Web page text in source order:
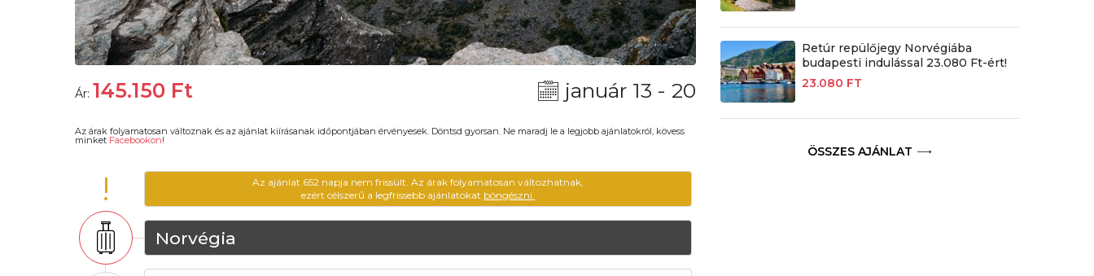
Ár: 145.150 Ft január 13 - 20
Az árak folyamatosan változnak és az ajánlat kiírásanak időpontjában érvényesek. Döntsd gyorsan. Ne maradj le a legjobb ajánlatokról, kövess
minket Facebookon!
!
Az ajánlat 652 napja nem frissült. Az árak folyamatosan változhatnak,
ezért célszerű a legfrissebb ajánlatokat böngészni.
Norvégia
Retúr repülőjegy Norvégiába
budapesti indulással 23.080 Ft-ért!
23.080 FT
ÖSSZES AJÁNLAT